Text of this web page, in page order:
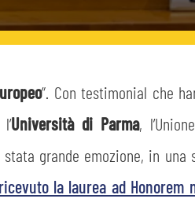
”. Con testimonial che
Università di Parma,
grande emozione, in una
la laurea ad Honorem